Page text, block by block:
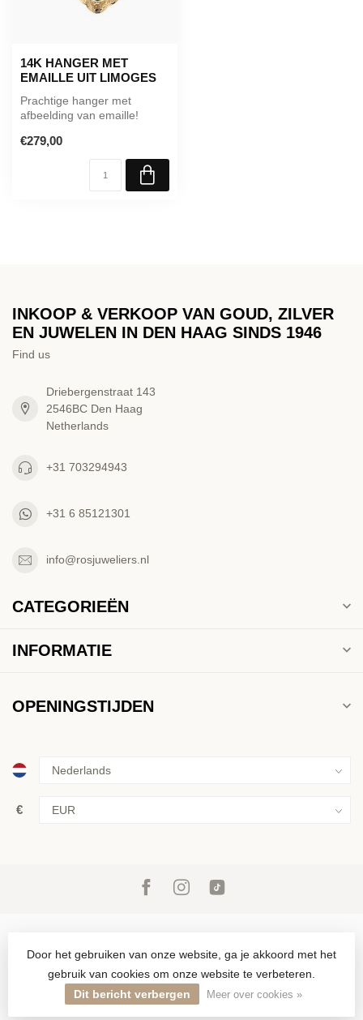
14K HANGER MET
EMAILLE UIT LIMOGES
Prachtige hanger met
afbeelding van emaille!
€279,00
INKOOP & VERKOOP VAN GOUD, ZILVER
EN JUWELEN IN DEN HAAG SINDS 1946
Find us
Driebergenstraat 143
2546BC Den Haag
Netherlands
+31 703294943
+31 6 85121301
info@rosjuweliers.nl
CATEGORIEËN
INFORMATIE
OPENINGSTIJDEN
€
© Copyright 2026 Inkoop & verkoop van goud, zilver en juwelen in
Den Haag sinds 1946
Door het gebruiken van onze website, ga je akkoord met het
gebruik van cookies om onze website te verbeteren.
Dit bericht verbergen
Meer over cookies »